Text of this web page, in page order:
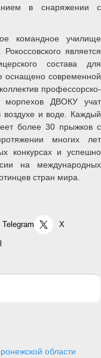
в снаряжении с
командное училище
является
состава для
оснащено современной
профессорско-
морпехов ДВОКУ учат
воздухе и воде. Каждый
более 30 прыжков с
многих лет
конкурсах и успешно
на международных
стран мира.
Telegram X
области